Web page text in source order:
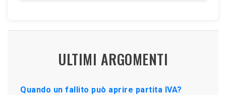
ULTIMI ARGOMENTI
Quando un fallito può aprire partita IVA?